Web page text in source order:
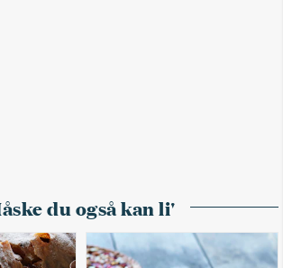
du også kan li'